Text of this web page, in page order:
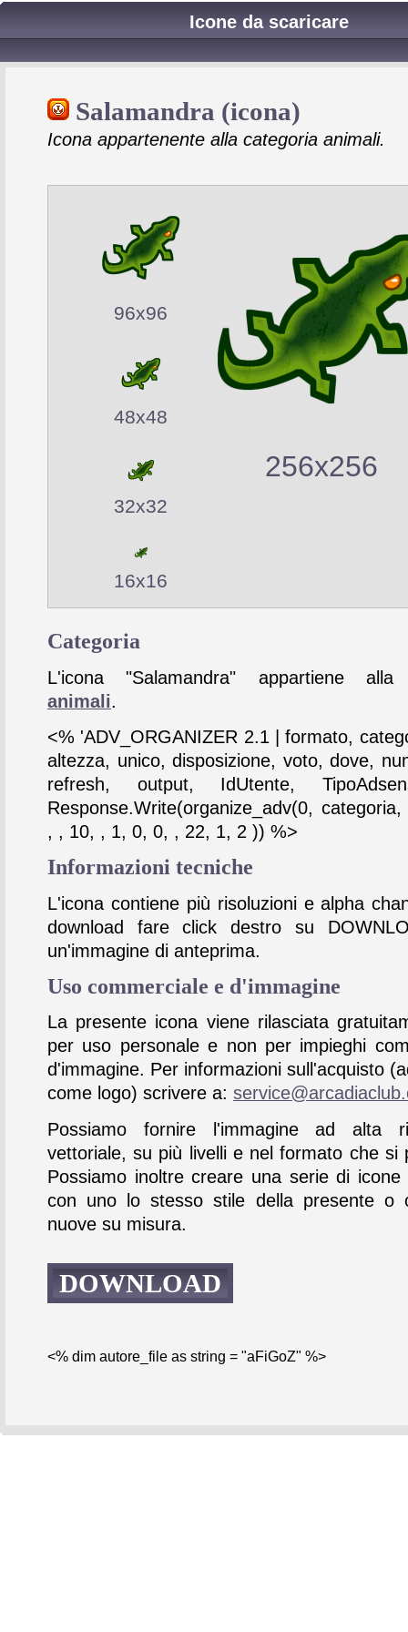
Icone da scaricare
Salamandra (icona)
Icona appartenente alla categoria animali.
96x96
48x48
32x32
16x16
256x256
Categoria
L'icona "Salamandra" appartiene alla
animali.
<% 'ADV_ORGANIZER 2.1 | formato,
altezza, unico, disposizione, voto, dove,
refresh, output, IdUtente,
Response.Write(organize_adv(0,
, , 10, , 1, 0, 0, , 22, 1, 2 )) %>
Informazioni tecniche
L'icona contiene più risoluzioni e alpha
download fare click destro su
un'immagine di anteprima.
Uso commerciale e d'immagine
La presente icona viene rilasciata
per uso personale e non per impieghi
d'immagine. Per informazioni sull'acquisto
come logo) scrivere a:
Possiamo fornire l'immagine ad alta
vettoriale, su più livelli e nel formato che si
Possiamo inoltre creare una serie di icone
con uno lo stesso stile della presente o
nuove su misura.
DOWNLOAD
<% dim autore_file as string = "aFiGoZ" %>